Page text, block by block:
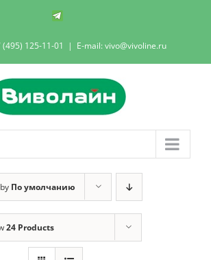
Телеграм-
125-11-01 | E-mail: vivo@vivoline.ru
По умолчанию
24 Products